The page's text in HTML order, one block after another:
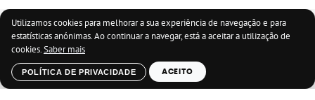
Utilizamos cookies para melhorar a sua experiência de navegação e para
estatísticas anónimas. Ao continuar a navegar, está a aceitar a utilização de
cookies.Saber mais
POLÍTICA DE PRIVACIDADE ACEITO